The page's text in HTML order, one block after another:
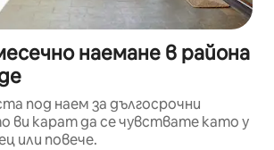
наемане в района
под наем за дългосрочни
ви карат да се чувствате като у
или повече.